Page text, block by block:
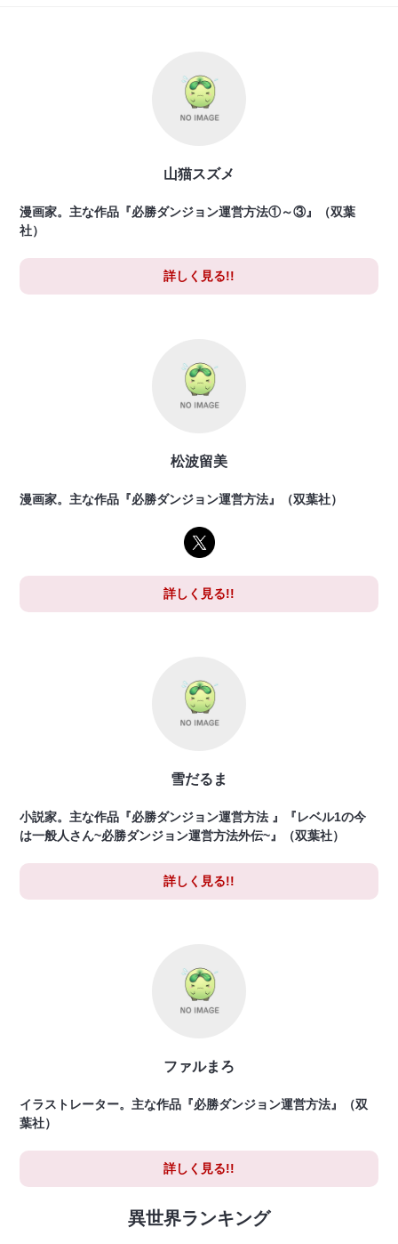
山猫スズメ
漫画家。主な作品『必勝ダンジョン運営方法①～③』（双葉
社）
詳しく見る!!
松波留美
漫画家。主な作品『必勝ダンジョン運営方法』（双葉社）
詳しく見る!!
雪だるま
小説家。主な作品『必勝ダンジョン運営方法 』『レベル1の今
は一般人さん~必勝ダンジョン運営方法外伝~』（双葉社）
詳しく見る!!
ファルまろ
イラストレーター。主な作品『必勝ダンジョン運営方法』（双
葉社）
詳しく見る!!
異世界ランキング